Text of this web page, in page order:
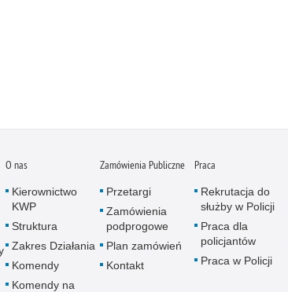
O nas
Kierownictwo
KWP
Struktura
Zakres Działania
Komendy
Komendy na
Zamówienia Publiczne
Przetargi
Zamówienia
podprogowe
Plan zamówień
Kontakt
Praca
Rekrutacja do
służby w Policji
Praca dla
policjantów
Praca w Policji